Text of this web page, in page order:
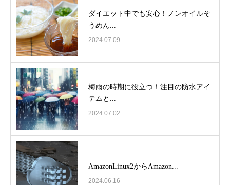
ダイエット中でも安心！ノンオイルそ
うめん...
2024.07.09
梅雨の時期に役立つ！注目の防水アイ
テムと...
2024.07.02
AmazonLinux2からAmazon...
2024.06.16